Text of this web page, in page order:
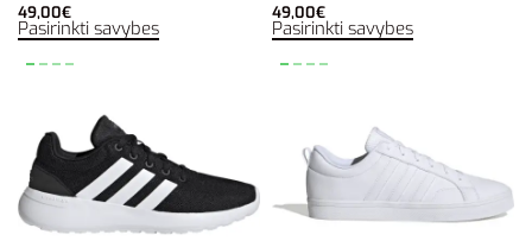
49,00€
Pasirinkti savybes
49,00€
Pasirinkti savybes